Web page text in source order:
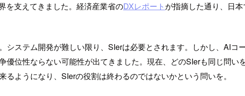
を支えてきました。経済産業省のDXレポート が指摘した通り、日
システム開発が難しい限り、SIerは必要とされます。しかし、AI
優位性ならない可能性が出てきました。現在、どのSIerも同じ問
ようになり、SIerの役割は終わるのではないかという問いを。